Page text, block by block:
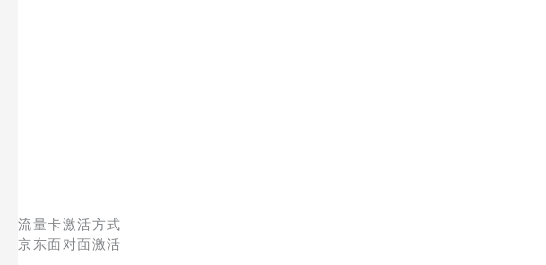
流量卡激活方式
京东面对面激活